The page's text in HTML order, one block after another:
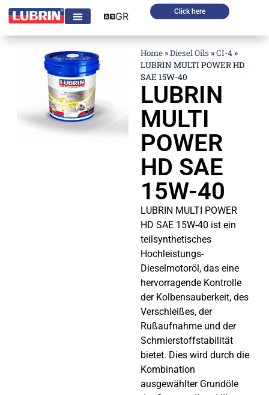
Click here
GR
Home »Diesel Oils »CI-4 »
LUBRIN MULTI POWER HD
SAE 15W-40
LUBRIN
MULTI
POWER
HD SAE
15W-40
LUBRIN MULTI POWER
HD SAE 15W-40 ist ein
teilsynthetisches
Hochleistungs-
Dieselmotoröl, das eine
hervorragende Kontrolle
der Kolbensauberkeit, des
Verschleißes, der
Rußaufnahme und der
Schmierstoffstabilität
bietet. Dies wird durch die
Kombination
ausgewählter Grundöle